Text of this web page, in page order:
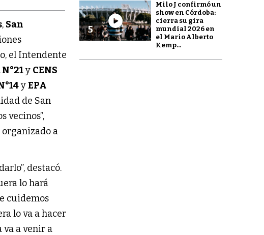
, San
el Intendente
y CENS
yEPA
de San
vecinos”,
organizado a
destacó.
lo hará
cuidemos
lo va a hacer
va a venir a
5
Milo J confirmó un
show en Córdoba:
cierra su gira
mundial 2026 en
el Mario Alberto
Kemp...